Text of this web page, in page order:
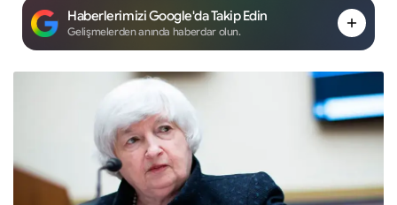
Haberlerimizi Google'da Takip Edin
Gelişmelerden anında haberdar olun.